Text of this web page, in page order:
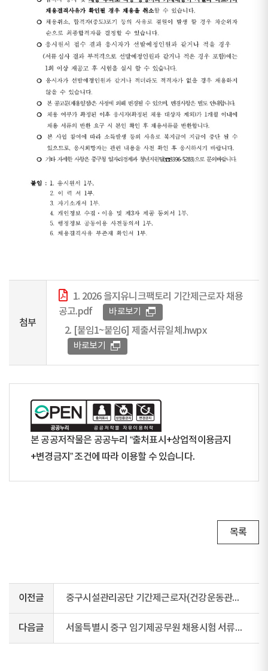
첨부
1. 2026 을지유니크팩토리 기간제근로자 채용
공고.pdf
바로보기
2. [붙임1~붙임6] 제출서류일체.hwpx
바로보기
본 공공저작물은 공공누리 “출처표시+상업적이용금지
+변경금지” 조건에 따라 이용할 수 있습니다.
목록
이전글 중구시설관리공단 기간제근로자(건강운동관리사, 체력측정사)채용 공고
다음글 서울특별시 중구 임기제공무원 채용시험 서류전형합격자 공고(영양사)